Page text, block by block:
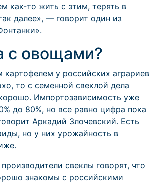
как-то жить с этим, терять в
далее», — говорит один из
с овощами?
картофелем у российских аграриев
то с семенной свеклой дела
Импортозависимость уже
до 80%, но все равно цифра пока
Аркадий Злочевский. Есть
но у них урожайность в
свеклы говорят, что
знакомы с российскими